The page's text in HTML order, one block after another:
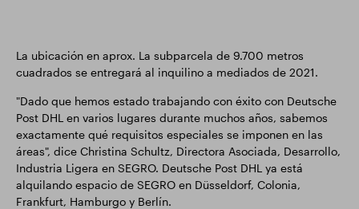
La ubicación en aprox. La subparcela de 9.700 metros
cuadrados se entregará al inquilino a mediados de 2021.
"Dado que hemos estado trabajando con éxito con Deutsche
Post DHL en varios lugares durante muchos años, sabemos
exactamente qué requisitos especiales se imponen en las
áreas", dice Christina Schultz, Directora Asociada, Desarrollo,
Industria Ligera en SEGRO. Deutsche Post DHL ya está
alquilando espacio de SEGRO en Düsseldorf, Colonia,
Frankfurt, Hamburgo y Berlín.